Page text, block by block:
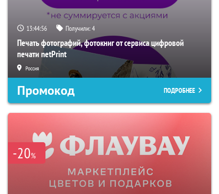
13:44:55 Получили:4
Печать фотографий, фотокниг от сервиса цифровой
печати netPrint
Россия
Промокод ПОДРОБНЕЕ
-20%